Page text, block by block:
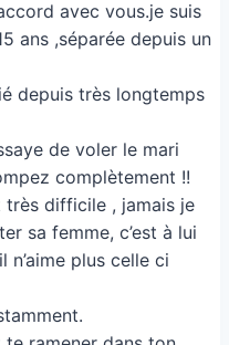
avec vous.je suis
ans ,séparée depuis un
depuis très longtemps
de voler le mari
complètement !!
très difficile , jamais je
sa femme, c’est à lui
n’aime plus celle ci